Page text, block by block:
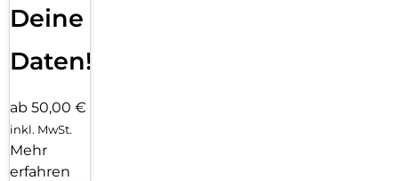
Deine
Daten!
ab 50,00 €
inkl. MwSt.
Mehr
erfahren